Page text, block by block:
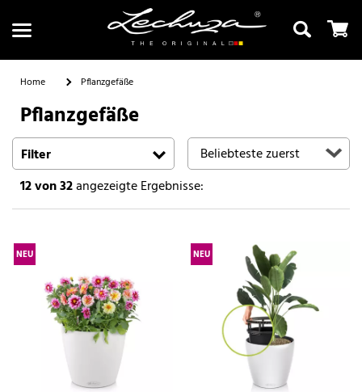
Suchen
Home Pflanzgefäße
Pflanzgefäße
Filter
12von 32angezeigte Ergebnisse:
NEU NEU